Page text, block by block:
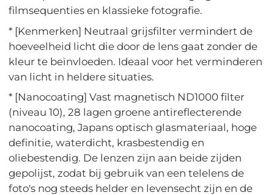
filmsequenties en klassieke fotografie.
* [Kenmerken] Neutraal grijsfilter vermindert de
hoeveelheid licht die door de lens gaat zonder de
kleur te beïnvloeden. Ideaal voor het verminderen
van licht in heldere situaties.
* [Nanocoating] Vast magnetisch ND1000 filter
(niveau 10), 28 lagen groene antireflecterende
nanocoating, Japans optisch glasmateriaal, hoge
definitie, waterdicht, krasbestendig en
oliebestendig. De lenzen zijn aan beide zijden
gepolijst, zodat bij gebruik van een telelens de
foto's nog steeds helder en levensecht zijn en de